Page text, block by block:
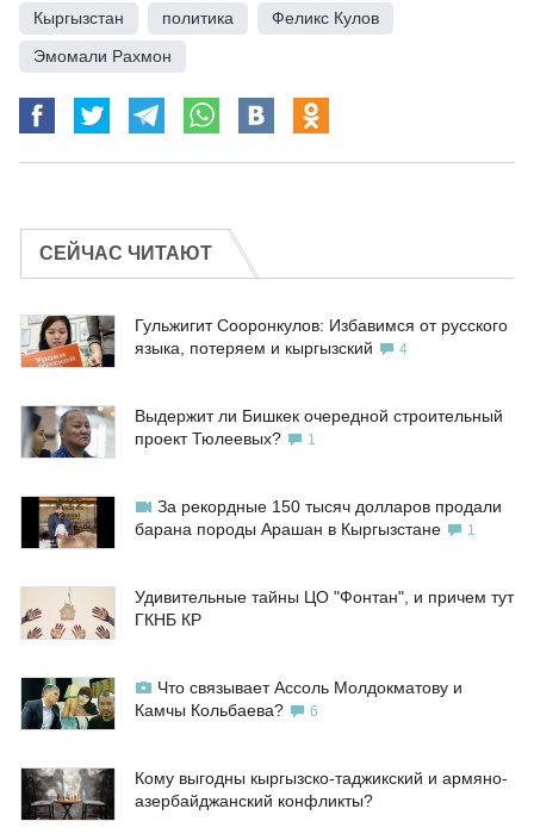
Кыргызстан
политика Феликс Кулов
Эмомали Рахмон
СЕЙЧАС ЧИТАЮТ
Гульжигит Сооронкулов: Избавимся от русского
языка, потеряем и кыргызский
4
Выдержит ли Бишкек очередной строительный
проект Тюлеевых?
1
За рекордные 150 тысяч долларов продали
барана породы Арашан в Кыргызстане
1
Удивительные тайны ЦО "Фонтан", и причем тут
ГКНБ КР
Что связывает Ассоль Молдокматову и
Камчы Кольбаева?
6
Кому выгодны кыргызско-таджикский и армяно-
азербайджанский конфликты?